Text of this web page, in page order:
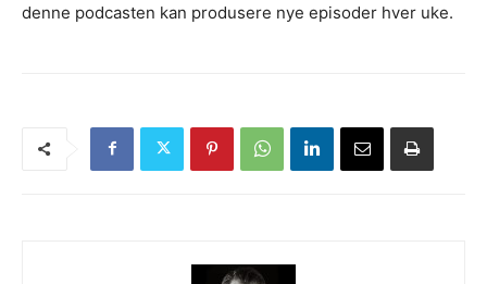
denne podcasten kan produsere nye episoder hver uke.